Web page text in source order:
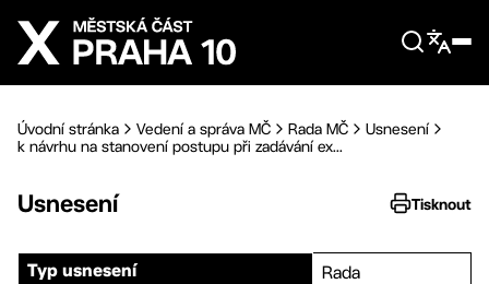
Přejít na hlavní obsah
Úvodní stránka Vedení a správa MČ Rada MČ
Usnesení
k návrhu na stanovení postupu při zadávání ex...
Usnesení Tisknout
Typ usnesení Rada